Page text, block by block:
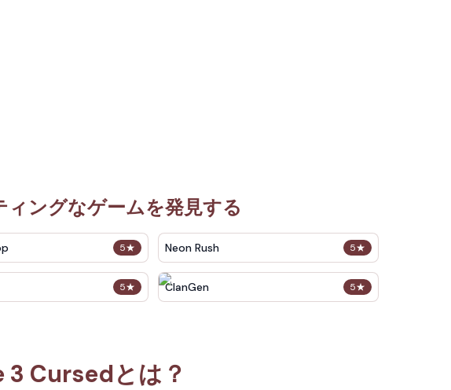
ングなゲームを発見する
5★ 5★
Neon Rush
5★ 5★
ClanGen
Cursedとは？